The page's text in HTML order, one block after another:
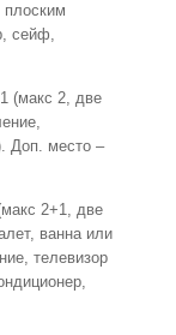
плоским
сейф,
(макс 2, две
Доп. место –
2+1, две
ванна или
телевизор